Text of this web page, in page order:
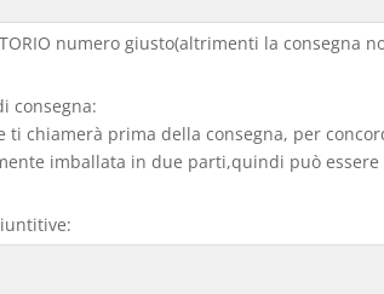
numero giusto(altrimenti la consegna
consegna:
ti chiamerà prima della consegna, per
imballata in due parti,quindi può